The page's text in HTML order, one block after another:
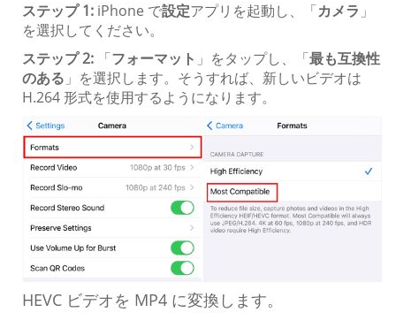
ステップ 1: iPhone で設定アプリを起動し、「カメラ 」
を選択してください。
ステップ 2: 「フォーマット 」をタップし、「最も互換性
のある 」を選択します。そうすれば、新しいビデオは
H.264 形式を使用するようになります。
HEVC ビデオを MP4 に変換します。